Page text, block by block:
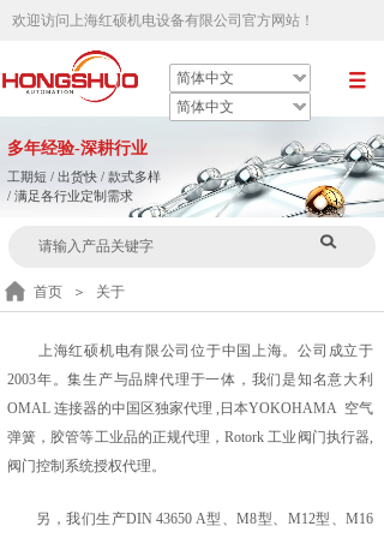
欢迎访问 上海红硕机电设备有限公司官方网站 ！
多年经验-深耕行业
工期短 / 出货快 / 款式多样
/ 满足各行业定制需求
首页 ＞ 关于
上海红硕机电有限公司位于中国上海。公司成立于
2003年。集生产与品牌代理于一体，我们是知名意大利
OMAL 连接器的中国区独家代理 ,日本YOKOHAMA 空气
弹簧，胶管等工业品的正规代理，Rotork 工业阀门执行器,
阀门控制系统授权代理。
另，我们生产DIN 43650 A型、M8型、M12型、M16
简体中文
简体中文